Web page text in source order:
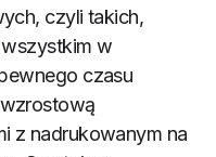
czyli takich,
w
czasu
z nadrukowanym na